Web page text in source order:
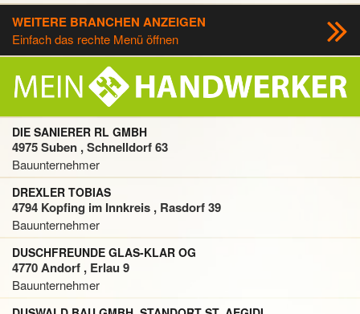
WEITERE BRANCHEN ANZEIGEN
Einfach das rechte Menü öffnen
DIE SANIERER RL GMBH
4975 Suben , Schnelldorf 63
Bauunternehmer
DREXLER TOBIAS
4794 Kopfing im Innkreis , Rasdorf 39
Bauunternehmer
DUSCHFREUNDE GLAS-KLAR OG
4770 Andorf , Erlau 9
Bauunternehmer